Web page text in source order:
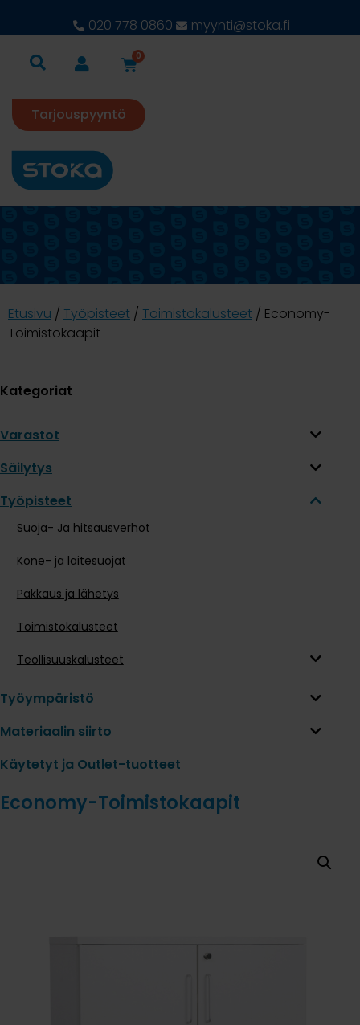
020 778 0860 myynti@stoka.fi
0
Tarjouspyyntö
Etusivu / Työpisteet / Toimistokalusteet / Economy-
Toimistokaapit
Kategoriat
Varastot
Säilytys
Työpisteet
Suoja- Ja hitsausverhot
Kone- ja laitesuojat
Pakkaus ja lähetys
Toimistokalusteet
Teollisuuskalusteet
Työympäristö
Materiaalin siirto
Käytetyt ja Outlet-tuotteet
Economy-Toimistokaapit